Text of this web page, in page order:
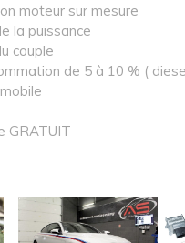
moteur sur mesure
la puissance
couple
de 5 à 10 % (
GRATUIT